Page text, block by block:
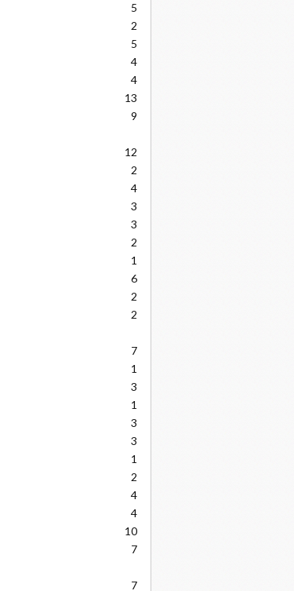
5
2
5
4
4
13
9
12
2
4
3
3
2
1
6
2
2
7
1
3
1
3
3
1
2
4
4
10
7
7